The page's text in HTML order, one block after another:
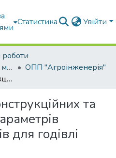
Статистика Увійти
роботи
Кваліфікаційні роботи магістрів
ОПП "Агроінженерія"
Дослідження конструкційних та технологічних параметрів змішувача кормів для годівлі свиней
та
для годівлі